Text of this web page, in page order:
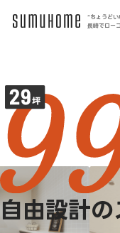
“ちょうどい
長崎でロー
自由設計の